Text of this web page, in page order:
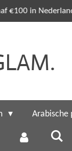
€100 in
Arabische